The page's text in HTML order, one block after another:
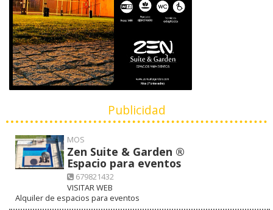
Publicidad
MOS
Zen Suite & Garden ®
Espacio para eventos
679821432
VISITAR WEB
Alquiler de espacios para eventos